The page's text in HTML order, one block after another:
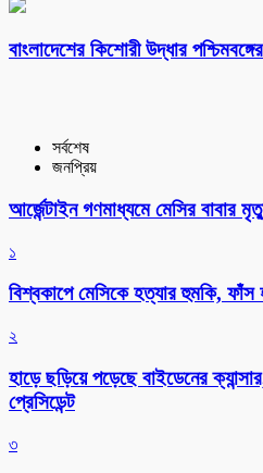
বাংলাদেশের কিশোরী উদ্ধার
সর্বশেষ
জনপ্রিয়
আর্জেন্টাইন গণমাধ্যমে মেসির বাবার
১
বিশ্বকাপে মেসিকে হত্যার হুমকি,
২
হাড়ে ছড়িয়ে পড়েছে বাইডেনের
প্রেসিডেন্ট
৩